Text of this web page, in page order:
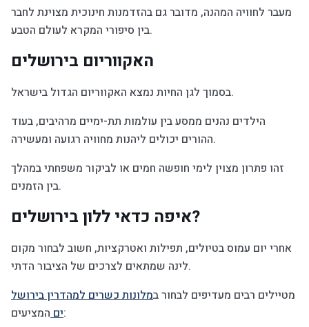
מעבר לחוויה המהנה, מדובר גם בהזדמנות חינוכית מצוינת לחבר
בין סיפורי המקרא לעולם הטבע.
האקווריום בירושלים
בסמוך לגן החיות נמצא האקווריום הגדול בישראל.
הילדים נהנים ממסע בין עולמות תת-ימיים מרהיבים, בעוד
ההורים יכולים ליהנות מחוויה רגועה ומעשירה.
זהו פתרון מצוין לימי חופשה חמים או לביקור משפחתי במהלך
בין הזמנים.
איפה כדאי ללון בירושלים?
אחרי יום עמוס בטיולים, תפילות ואטרקציות, חשוב לבחור מקום
לינה שמתאים לצרכים של הציבור הדתי.
מטיילים רבים מעדיפים לבחור במלונות כשרים למהדרין בירושל
יםהמציעים: